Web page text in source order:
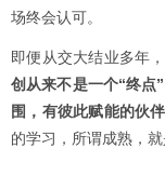
场终会认可。
即便从交大结业多年
创从来不是一个“终
围，有彼此赋能的伙
的学习，所谓成熟，